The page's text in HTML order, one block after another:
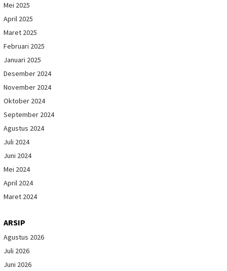
Mei 2025
April 2025
Maret 2025
Februari 2025
Januari 2025
Desember 2024
November 2024
Oktober 2024
September 2024
Agustus 2024
Juli 2024
Juni 2024
Mei 2024
April 2024
Maret 2024
ARSIP
Agustus 2026
Juli 2026
Juni 2026